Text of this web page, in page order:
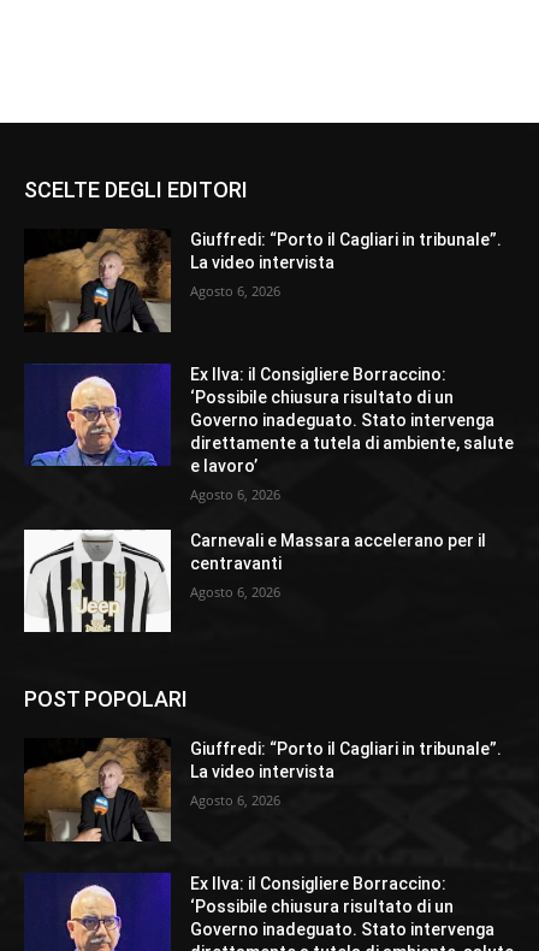
SCELTE DEGLI EDITORI
Giuffredi: “Porto il Cagliari in tribunale”.
La video intervista
Agosto 6, 2026
Ex Ilva: il Consigliere Borraccino:
‘Possibile chiusura risultato di un
Governo inadeguato. Stato intervenga
direttamente a tutela di ambiente, salute
e lavoro’
Agosto 6, 2026
Carnevali e Massara accelerano per il
centravanti
Agosto 6, 2026
POST POPOLARI
Giuffredi: “Porto il Cagliari in tribunale”.
La video intervista
Agosto 6, 2026
Ex Ilva: il Consigliere Borraccino:
‘Possibile chiusura risultato di un
Governo inadeguato. Stato intervenga